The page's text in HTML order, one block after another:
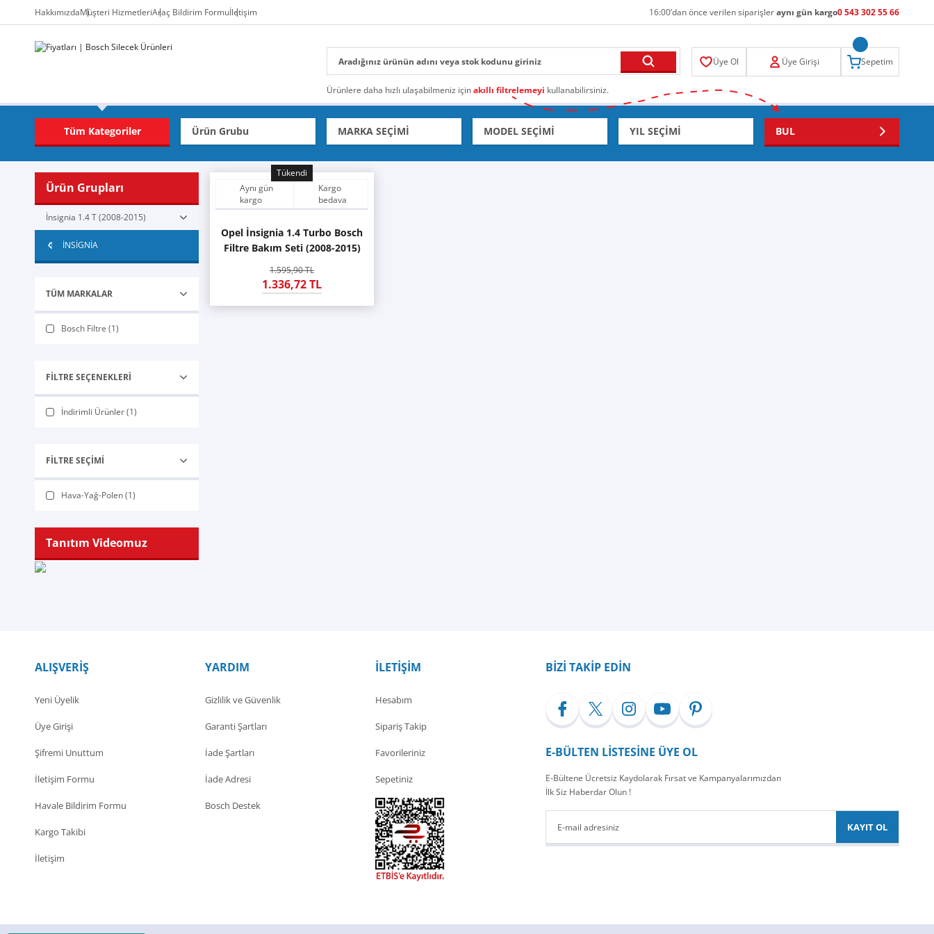
HakkımızdaMüşteri HizmetleriAraç Bildirim Formuİletişim 16:00’dan önce verilen siparişleraynı gün kargo0 543 302 55 66
Ürünlere daha hızlı ulaşabilmeniz içinakıllı filtrelemeyi kullanabilirsiniz.
Üye Ol Üye Girişi Sepetim
Tüm Kategoriler BUL
Ürün Grupları
İnsignia 1.4 T (2008-2015)
İNSİGNİA
TÜM MARKALAR
Bosch Filtre (1)
FILTRE SEÇENEKLERI
İndirimli Ürünler (1)
FILTRE SEÇIMI
Hava-Yağ-Polen (1)
Tanıtım Videomuz
Tükendi
Aynı gün
kargo
Kargo
bedava
Opel İnsignia 1.4 Turbo Bosch
Filtre Bakım Seti (2008-2015)
1.595,90 TL
1.336,72 TL
ALIŞVERİŞ
Yeni Üyelik
Üye Girişi
Şifremi Unuttum
İletişim Formu
Havale Bildirim Formu
Kargo Takibi
İletişim
YARDIM
Gizlilik ve Güvenlik
Garanti Şartları
İade Şartları
İade Adresi
Bosch Destek
İLETİŞİM
Hesabım
Sipariş Takip
Favorileriniz
Sepetiniz
BİZİ TAKİP EDİN
E-BÜLTEN LİSTESİNE ÜYE OL
E-Bültene Ücretsiz Kaydolarak Fırsat ve Kampanyalarımızdan
İlk Siz Haberdar Olun !
KAYIT OL